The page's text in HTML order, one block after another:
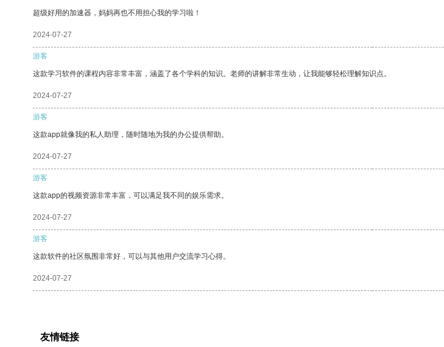
超级好用的加速器，妈妈再也不用担心我的学习啦！
2024-07-27
游客
这款学习软件的课程内容非常丰富，涵盖了各个学科的知识。老师的讲解非常生动，让我能够轻松理解知识点。
2024-07-27
游客
这款app就像我的私人助理，随时随地为我的办公提供帮助。
2024-07-27
游客
这款app的视频资源非常丰富，可以满足我不同的娱乐需求。
2024-07-27
游客
这款软件的社区氛围非常好，可以与其他用户交流学习心得。
2024-07-27
友情链接